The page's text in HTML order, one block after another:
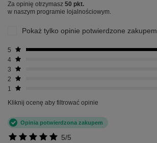
Za opinię otrzymasz 50 pkt.
w naszym programie lojalnościowym.
Pokaż tylko opinie potwierdzone zakupem
5
4
3
2
1
Kliknij ocenę aby filtrować opinie
5/5
Opinia potwierdzona zakupem